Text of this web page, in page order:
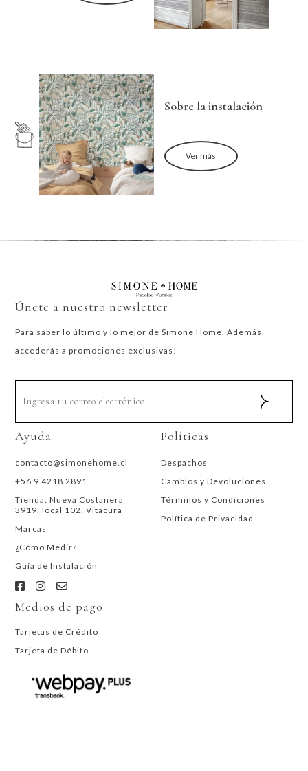
Sobre la instalación
Ver más
Únete a nuestro newsletter
Para saber lo último y lo mejor de Simone Home. Además,
accederás a promociones exclusivas!
Ayuda
contacto@simonehome.cl
+56 9 4218 2891
Tienda: Nueva Costanera
3919, local 102, Vitacura
Marcas
¿Cómo Medir?
Guía de Instalación
Políticas
Despachos
Cambios y Devoluciones
Términos y Condiciones
Política de Privacidad
Medios de pago
Tarjetas de Crédito
Tarjeta de Débito